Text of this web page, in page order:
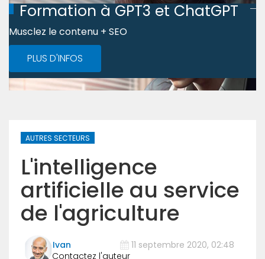
Formation à GPT3 et ChatGPT
Musclez le contenu + SEO
PLUS D'INFOS
AUTRES SECTEURS
L'intelligence
artificielle au service
de l'agriculture
Ivan 11 septembre 2020, 02:48